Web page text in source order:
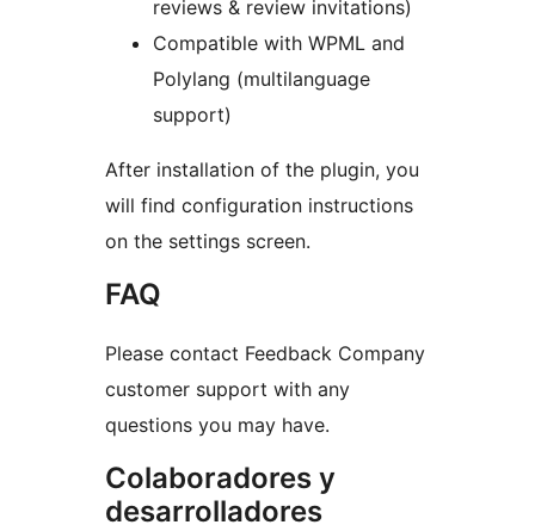
reviews & review invitations)
Compatible with WPML and
Polylang (multilanguage
support)
After installation of the plugin, you
will find configuration instructions
on the settings screen.
FAQ
Please contact Feedback Company
customer support with any
questions you may have.
Colaboradores y
desarrolladores